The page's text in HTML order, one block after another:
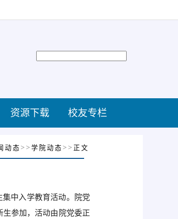
资源下载 校友专栏
动态 >> 学院动态 >> 正文
中入学教育活动。院党
参加，活动由院党委正